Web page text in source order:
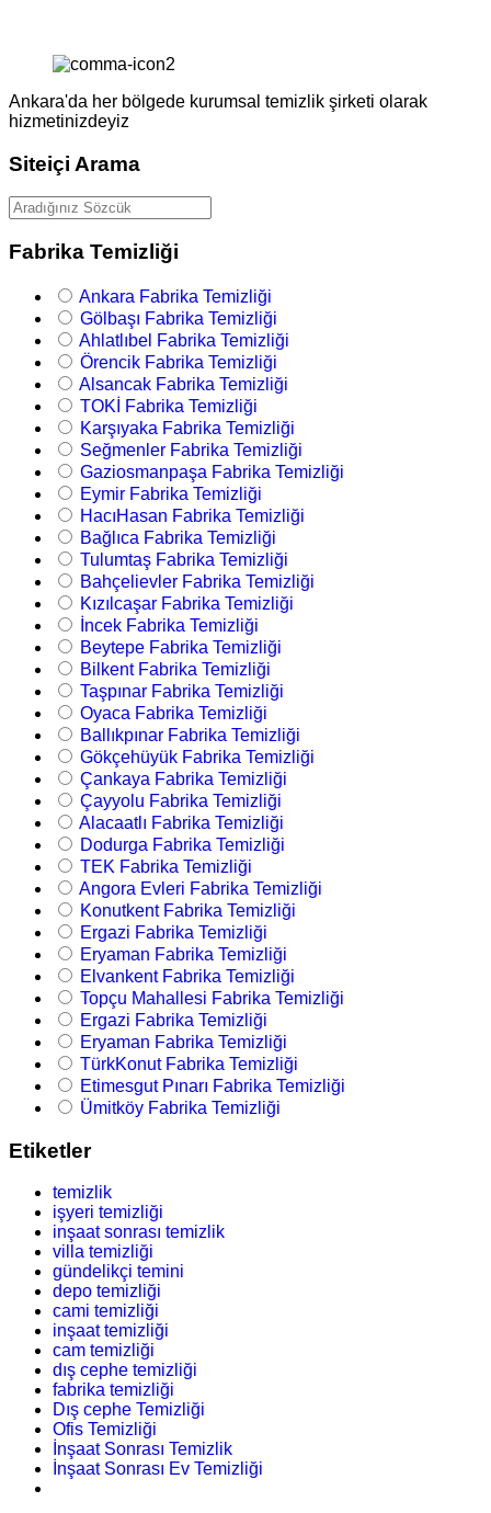
Ankara'da her bölgede kurumsal temizlik şirketi olarak
hizmetinizdeyiz
Siteiçi Arama
Fabrika Temizliği
Ankara Fabrika Temizliği
Gölbaşı Fabrika Temizliği
Ahlatlıbel Fabrika Temizliği
Örencik Fabrika Temizliği
Alsancak Fabrika Temizliği
TOKİ Fabrika Temizliği
Karşıyaka Fabrika Temizliği
Seğmenler Fabrika Temizliği
Gaziosmanpaşa Fabrika Temizliği
Eymir Fabrika Temizliği
HacıHasan Fabrika Temizliği
Bağlıca Fabrika Temizliği
Tulumtaş Fabrika Temizliği
Bahçelievler Fabrika Temizliği
Kızılcaşar Fabrika Temizliği
İncek Fabrika Temizliği
Beytepe Fabrika Temizliği
Bilkent Fabrika Temizliği
Taşpınar Fabrika Temizliği
Oyaca Fabrika Temizliği
Ballıkpınar Fabrika Temizliği
Gökçehüyük Fabrika Temizliği
Çankaya Fabrika Temizliği
Çayyolu Fabrika Temizliği
Alacaatlı Fabrika Temizliği
Dodurga Fabrika Temizliği
TEK Fabrika Temizliği
Angora Evleri Fabrika Temizliği
Konutkent Fabrika Temizliği
Ergazi Fabrika Temizliği
Eryaman Fabrika Temizliği
Elvankent Fabrika Temizliği
Topçu Mahallesi Fabrika Temizliği
Ergazi Fabrika Temizliği
Eryaman Fabrika Temizliği
TürkKonut Fabrika Temizliği
Etimesgut Pınarı Fabrika Temizliği
Ümitköy Fabrika Temizliği
Etiketler
temizlik
işyeri temizliği
inşaat sonrası temizlik
villa temizliği
gündelikçi temini
depo temizliği
cami temizliği
inşaat temizliği
cam temizliği
dış cephe temizliği
fabrika temizliği
Dış cephe Temizliği
Ofis Temizliği
İnşaat Sonrası Temizlik
İnşaat Sonrası Ev Temizliği